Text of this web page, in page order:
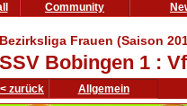
Community
Bezirksliga Frauen (Saison
SSV Bobingen 1 :
zurück Allgemein